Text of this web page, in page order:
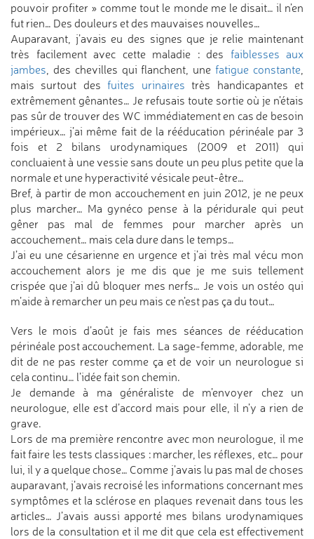
pouvoir profiter » comme tout le monde me le disait… il n’en
fut rien… Des douleurs et des mauvaises nouvelles…
Auparavant, j’avais eu des signes que je relie maintenant
très facilement avec cette maladie : des faiblesses aux
jambes, des chevilles qui flanchent, unefatigue constante,
mais surtout desfuites urinaires très handicapantes et
extrêmement gênantes… Je refusais toute sortie où je n’étais
pas sûr de trouver des WC immédiatement en cas de besoin
impérieux… j’ai même fait de la rééducation périnéale par 3
fois et 2 bilans urodynamiques (2009 et 2011) qui
concluaient à une vessie sans doute un peu plus petite que la
normale et une hyperactivité vésicale peut-être…
Bref, à partir de mon accouchement en juin 2012, je ne peux
plus marcher… Ma gynéco pense à la péridurale qui peut
gêner pas mal de femmes pour marcher après un
accouchement… mais cela dure dans le temps…
J’ai eu une césarienne en urgence et j’ai très mal vécu mon
accouchement alors je me dis que je me suis tellement
crispée que j’ai dû bloquer mes nerfs… Je vois un ostéo qui
m’aide à remarcher un peu mais ce n’est pas ça du tout…
Vers le mois d’août je fais mes séances de rééducation
périnéale post accouchement. La sage-femme, adorable, me
dit de ne pas rester comme ça et de voir un neurologue si
cela continu… l’idée fait son chemin.
Je demande à ma généraliste de m’envoyer chez un
neurologue, elle est d’accord mais pour elle, il n’y a rien de
grave.
Lors de ma première rencontre avec mon neurologue, il me
fait faire les tests classiques : marcher, les réflexes, etc… pour
lui, il y a quelque chose… Comme j’avais lu pas mal de choses
auparavant, j’avais recroisé les informations concernant mes
symptômes et la sclérose en plaques revenait dans tous les
articles… J’avais aussi apporté mes bilans urodynamiques
lors de la consultation et il me dit que cela est effectivement